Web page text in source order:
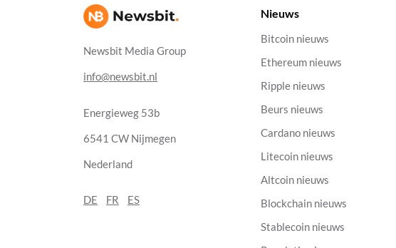
Newsbit Media Group
info@newsbit.nl
Energieweg 53b
6541 CW Nijmegen
Nederland
DE FR ES
Nieuws
Bitcoin nieuws
Ethereum nieuws
Ripple nieuws
Beurs nieuws
Cardano nieuws
Litecoin nieuws
Altcoin nieuws
Blockchain nieuws
Stablecoin nieuws